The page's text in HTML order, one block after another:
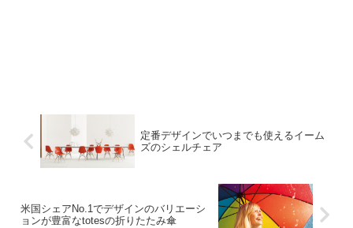
定番デザインでいつまでも使えるイーム
ズのシェルチェア
米国シェアNo.1でデザインのバリエーシ
ョンが豊富なtotesの折りたたみ傘